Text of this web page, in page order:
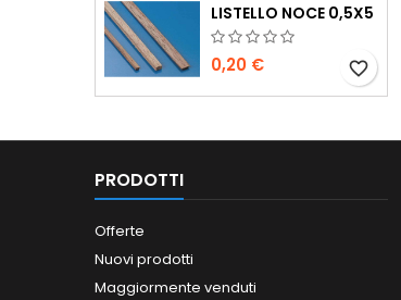
LISTELLO NOCE 0,5X5
0,20 € favorite_border
PRODOTTI
Offerte
Nuovi prodotti
Maggiormente venduti